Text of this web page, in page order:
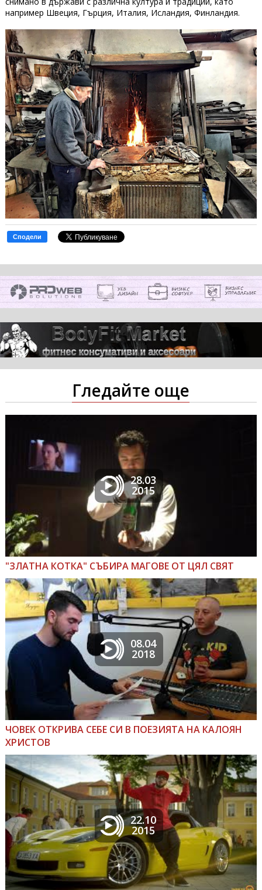
например Швеция, Гърция, Италия, Исландия, Финландия.
Сподели
Гледайте още
28.03
2015
"ЗЛАТНА КОТКА" СЪБИРА МАГОВЕ ОТ ЦЯЛ СВЯТ
08.04
2018
ЧОВЕК ОТКРИВА СЕБЕ СИ В ПОЕЗИЯТА НА КАЛОЯН
ХРИСТОВ
22.10
2015